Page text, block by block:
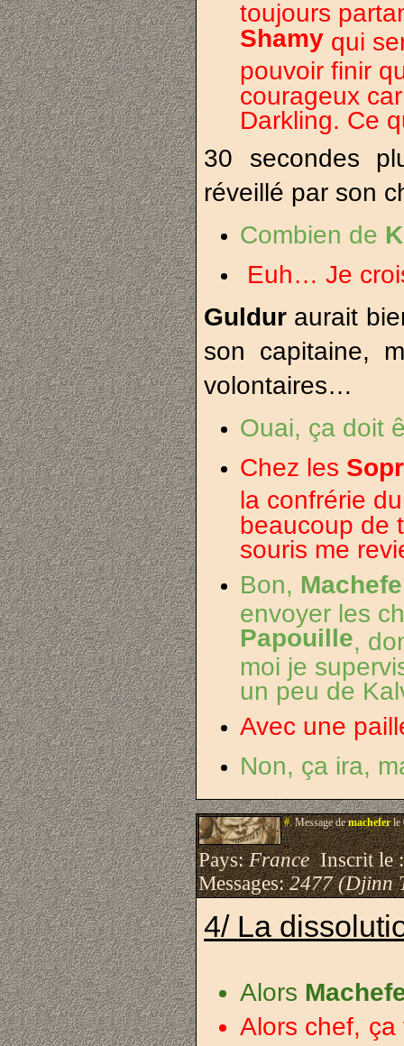
toujours
Shamy qui
pouvoir finir
courageux
Darkling. Ce
30 secondes
réveillé par son
Combien de
Euh… Je
Guldur aurait
son capitaine,
volontaires…
Ouai, ça doit
Chez les
la confrérie
beaucoup de
souris me
Bon,
envoyer les
Papouille ,
moi je
un peu de
Avec une
Non, ça ira,
#.Message demacheferle
Pays:FranceInscrit le
Messages:2477 (Djinn
4/ La
Alors
Alors chef, ça